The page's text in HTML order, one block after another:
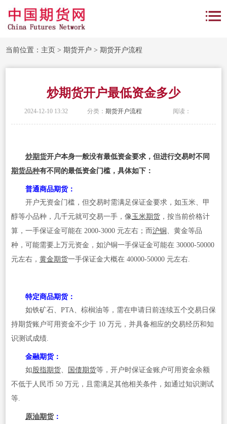
当前位置： 主页 >期货开户 >期货开户流程
炒期货开户最低资金多少
2024-12-10 13:32 分类： 期货开户流程 阅读：
炒期货开户本身一般没有最低资金要求，但进行交易时不同
期货品种有不同的最低资金门槛，具体如下：
普通商品期货：
开户无资金门槛，但交易时需满足保证金要求，如玉米、甲
醇等小品种，几千元就可交易一手，像玉米期货，按当前价格计
算，一手保证金可能在 2000-3000 元左右；而沪铜 、黄金等品
种，可能需要上万元资金，如沪铜一手保证金可能在 30000-50000
元左右， 黄金期货一手保证金大概在 40000-50000 元左右.
特定商品期货：
如铁矿石、PTA、棕榈油等，需在申请日前连续五个交易日保
持期货账户可用资金不少于 10 万元，并具备相应的交易经历和知
识测试成绩.
金融期货：
如 股指期货、 国债期货等，开户时保证金账户可用资金余额
不低于人民币 50 万元，且需满足其他相关条件，如通过知识测试
等.
原油期货：